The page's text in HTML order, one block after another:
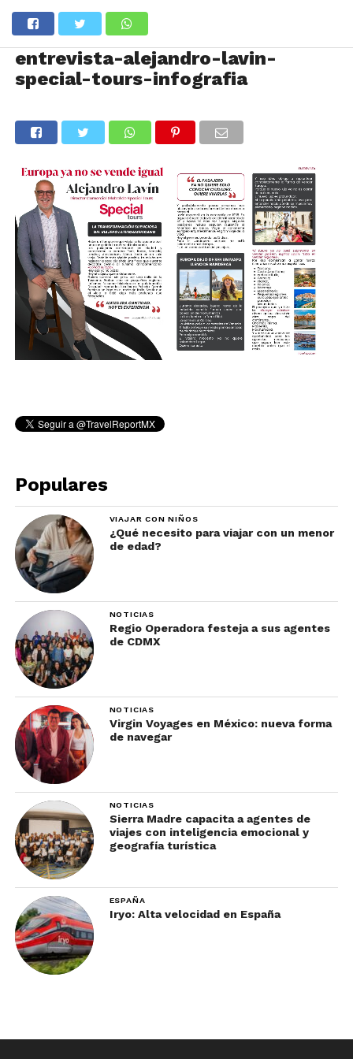
entrevista-alejandro-lavin-
special-tours-infografia
Populares
VIAJAR CON NIÑOS
¿Qué necesito para viajar con un menor
de edad?
NOTICIAS
Regio Operadora festeja a sus agentes
de CDMX
NOTICIAS
Virgin Voyages en México: nueva forma
de navegar
NOTICIAS
Sierra Madre capacita a agentes de
viajes con inteligencia emocional y
geografía turística
ESPAÑA
Iryo: Alta velocidad en España